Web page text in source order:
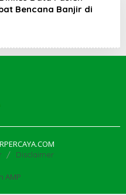
Bencana Banjir di
Disclaimer
AMP